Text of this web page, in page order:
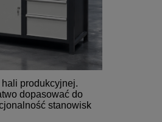
produkcyjnej.
dopasować do
stanowisk